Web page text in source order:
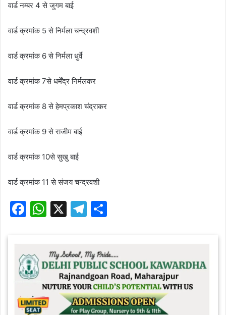
वार्ड नम्बर 4 से जुगम बाई
वार्ड क्रमांक 5 से निर्मला चन्द्रवशी
वार्ड क्रमांक 6 से निर्मला धुर्वे
वार्ड क्रमांक 7से धर्मेंद्र निर्मलकर
वार्ड क्रमांक 8 से हेमप्रकाश चंद्राकर
वार्ड क्रमांक 9 से राजीम बाई
वार्ड क्रमांक 10से सुखु बाई
वार्ड क्रमांक 11 से संजय चन्द्रवशी
F
e
b
o
W
s
A
p
p
X
T
gr
a
m
e